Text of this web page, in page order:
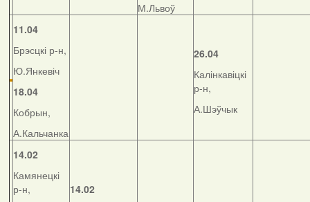
М.Львоў
11.04
Брэсцкі р-н,
Ю.Янкевіч
18.04
Кобрын,
А.Кальчанка
26.04
Калінкавіцкі
р-н,
А.Шэўчык
14.02
Камянецкі
р-н,
14.02